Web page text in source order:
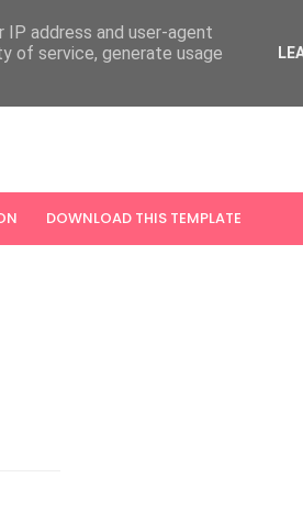
DOWNLOAD THIS TEMPLATE
address and user-agent
of service, generate usage